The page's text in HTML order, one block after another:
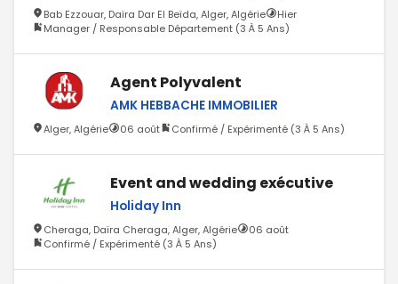
Bab Ezzouar, Daïra Dar El Beïda, Alger, Algérie
Hier
Manager / Responsable Département (3 À 5 Ans)
Agent Polyvalent
AMK HEBBACHE IMMOBILIER
Alger, Algérie 06 août Confirmé / Expérimenté (3 À 5 Ans)
Event and wedding exécutive
Holiday Inn
Cheraga, Daïra Cheraga, Alger, Algérie
06 août
Confirmé / Expérimenté (3 À 5 Ans)